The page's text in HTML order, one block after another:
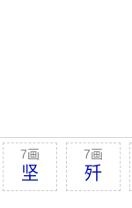
7画
坚
7画
歼